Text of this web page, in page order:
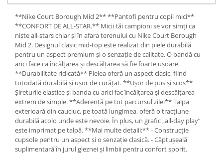
**Nike Court Borough Mid 2** **Pantofi pentru copii mici**
**CONFORT DE ALL-STAR.** Micii tăi campioni se vor simți ca
niște all-stars chiar și în afara terenului cu Nike Court Borough
Mid 2. Designul clasic mid-top este realizat din piele durabilă
pentru un aspect premium și o senzație de calitate. O bandă cu
arici face ca încălțarea și descălțarea să fie foarte ușoare.
**Durabilitate ridicată** Pielea oferă un aspect clasic, fiind
totodată durabilă și ușor de curățat. **Ușor de pus și scos**
Șireturile elastice și banda cu arici fac încălțarea și descălțarea
extrem de simple. **Aderență pe tot parcursul zilei** Talpa
exterioară din cauciuc, pe toată lungimea, oferă o tracțiune
durabilă acolo unde este nevoie. În plus, un grafic „all-day play”
este imprimat pe talpă. **Mai multe detalii:** - Construcție
cupsole pentru un aspect și o senzație clasică. - Căptușeală
suplimentară în jurul gleznei și limbii pentru confort sporit.